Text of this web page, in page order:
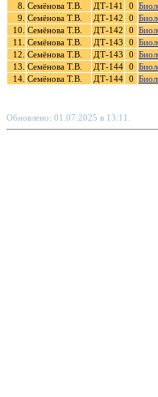
8. Семёнова Т.В. ДТ-141 0
9. Семёнова Т.В. ДТ-142 0
10. Семёнова Т.В. ДТ-142 0
11.
Семёнова Т.В. ДТ-143 0
12. Семёнова Т.В. ДТ-143 0
13. Семёнова Т.В. ДТ-144 0
14. Семёнова Т.В. ДТ-144 0
Обновлено: 01.07.2025 в 13:11.